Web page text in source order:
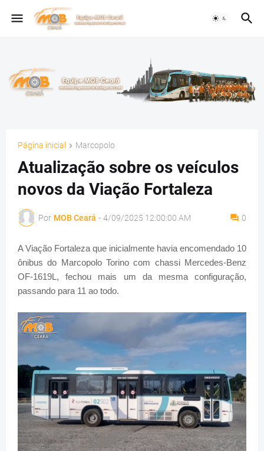
Página inicial Marcopolo
Atualização sobre os veículos
novos da Viação Fortaleza
Por MOB Ceará - 4/09/2025 12:00:00 AM 0
A Viação Fortaleza que inicialmente havia encomendado 10
ônibus do Marcopolo Torino com chassi Mercedes-Benz
OF-1619L, fechou mais um da mesma configuração,
passando para 11 ao todo.